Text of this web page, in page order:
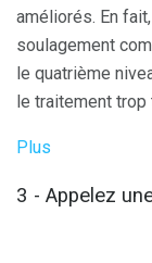
améliorés. En
soulagement
le quatrième
le traitement trop
Plus
3 - Appelez